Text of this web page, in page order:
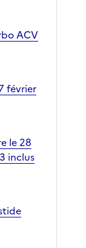
ACV
février
le 28
inclus